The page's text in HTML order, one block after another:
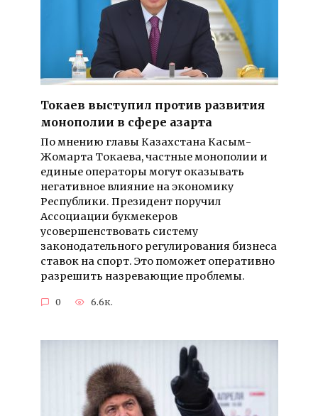
Токаев выступил против развития
монополии в сфере азарта
По мнению главы Казахстана Касым-
Жомарта Токаева, частные монополии и
единые операторы могут оказывать
негативное влияние на экономику
Республики. Президент поручил
Ассоциации букмекеров
усовершенствовать систему
законодательного регулирования бизнеса
ставок на спорт. Это поможет оперативно
разрешить назревающие проблемы.
0 6.6к.